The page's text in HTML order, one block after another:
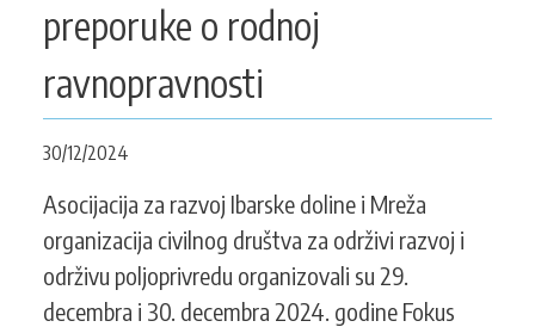
DOKUMENTA
FORM
preporuke o rodnoj
ravnopravnosti
30/12/2024
Asocijacija za razvoj Ibarske doline i Mreža
organizacija civilnog društva za održivi razvoj i
održivu poljoprivredu organizovali su 29.
decembra i 30. decembra 2024. godine Fokus